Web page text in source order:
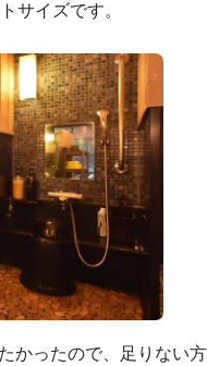
サイズです。
かったので、足りない方